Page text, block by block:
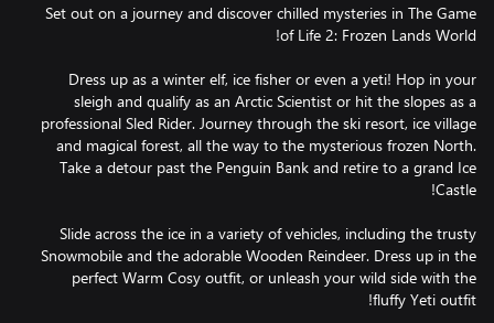
Set out on a journey and discover chilled mysteries in The Game
Dress up as a winter elf, ice fisher or even a yeti! Hop in your
sleigh and qualify as an Arctic Scientist or hit the slopes as a
professional Sled Rider. Journey through the ski resort, ice village
and magical forest, all the way to the mysterious frozen North.
Take a detour past the Penguin Bank and retire to a grand Ice
Slide across the ice in a variety of vehicles, including the trusty
Snowmobile and the adorable Wooden Reindeer. Dress up in the
perfect Warm Cosy outfit, or unleash your wild side with the